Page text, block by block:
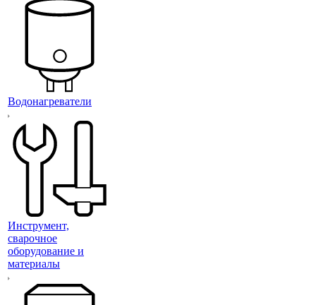
Водонагреватели
Инструмент,
сварочное
оборудование и
материалы